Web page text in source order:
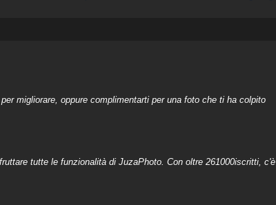
migliorare, oppure complimentarti per una foto che ti ha colpito
tutte le funzionalità di JuzaPhoto. Con oltre 261000iscritti, c'è